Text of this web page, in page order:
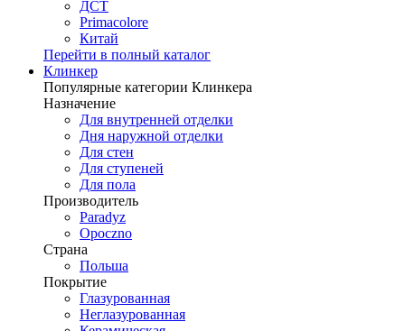
ДСТ
Primacolore
Китай
Перейти в полный каталог
Клинкер
Популярные категории Клинкера
Назначение
Для внутренней отделки
Дня наружной отделки
Для стен
Для ступеней
Для пола
Производитель
Paradyz
Opoczno
Страна
Польша
Покрытие
Глазурованная
Неглазурованная